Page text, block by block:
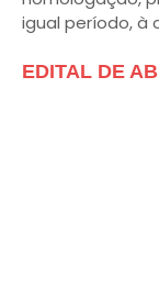
igual período, à
EDITAL DE